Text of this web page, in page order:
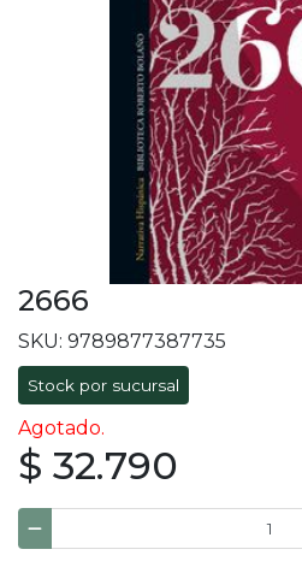
2666
SKU: 9789877387735
Stock por sucursal
Agotado.
$ 32.790